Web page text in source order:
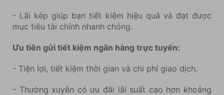
- Lãi kép giúp bạn tiết kiệm hiệu quả và đạt được
mục tiêu tài chính nhanh chóng.
Ưu tiên gửi tiết kiệm ngân hàng trực tuyến:
- Tiện lợi, tiết kiệm thời gian và chi phí giao dịch.
- Thường xuyên có ưu đãi lãi suất cao hơn khoảng